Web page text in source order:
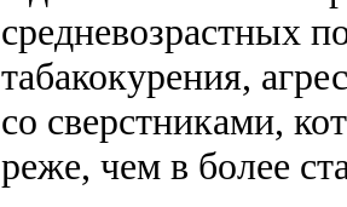
средневозрастных
табакокурения,
со сверстниками,
реже, чем в более